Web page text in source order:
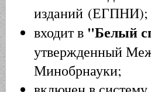
изданий (ЕГПНИ);
входит в "Белый
утвержденный
Минобрнауки;